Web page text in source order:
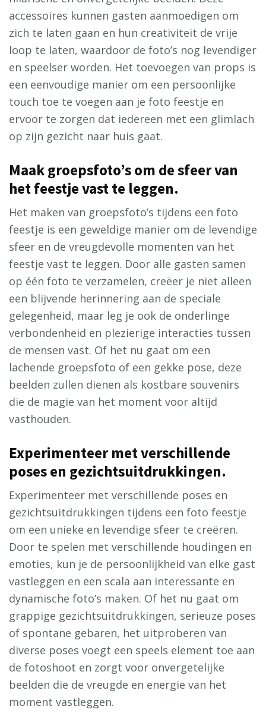
accessoires kunnen gasten aanmoedigen om
zich te laten gaan en hun creativiteit de vrije
loop te laten, waardoor de foto’s nog levendiger
en speelser worden. Het toevoegen van props is
een eenvoudige manier om een persoonlijke
touch toe te voegen aan je foto feestje en
ervoor te zorgen dat iedereen met een glimlach
op zijn gezicht naar huis gaat.
Maak groepsfoto’s om de sfeer van
het feestje vast te leggen.
Het maken van groepsfoto’s tijdens een foto
feestje is een geweldige manier om de levendige
sfeer en de vreugdevolle momenten van het
feestje vast te leggen. Door alle gasten samen
op één foto te verzamelen, creëer je niet alleen
een blijvende herinnering aan de speciale
gelegenheid, maar leg je ook de onderlinge
verbondenheid en plezierige interacties tussen
de mensen vast. Of het nu gaat om een
lachende groepsfoto of een gekke pose, deze
beelden zullen dienen als kostbare souvenirs
die de magie van het moment voor altijd
vasthouden.
Experimenteer met verschillende
poses en gezichtsuitdrukkingen.
Experimenteer met verschillende poses en
gezichtsuitdrukkingen tijdens een foto feestje
om een ​​unieke en levendige sfeer te creëren.
Door te spelen met verschillende houdingen en
emoties, kun je de persoonlijkheid van elke gast
vastleggen en een scala aan interessante en
dynamische foto’s maken. Of het nu gaat om
grappige gezichtsuitdrukkingen, serieuze poses
of spontane gebaren, het uitproberen van
diverse poses voegt een speels element toe aan
de fotoshoot en zorgt voor onvergetelijke
beelden die de vreugde en energie van het
moment vastleggen.